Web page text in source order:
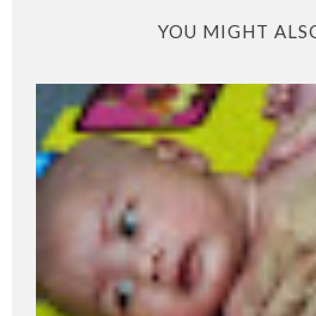
YOU MIGHT